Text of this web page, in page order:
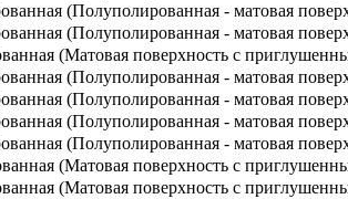
(Полуполированная - матовая
(Полуполированная - матовая
(Матовая поверхность с
(Полуполированная - матовая
(Полуполированная - матовая
(Полуполированная - матовая
(Полуполированная - матовая
(Матовая поверхность с
(Матовая поверхность с